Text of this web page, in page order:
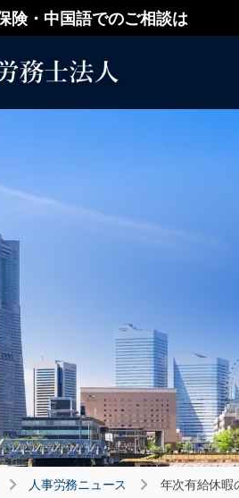
険・中国語でのご相談は
人事労務ニュース 年次有給休暇